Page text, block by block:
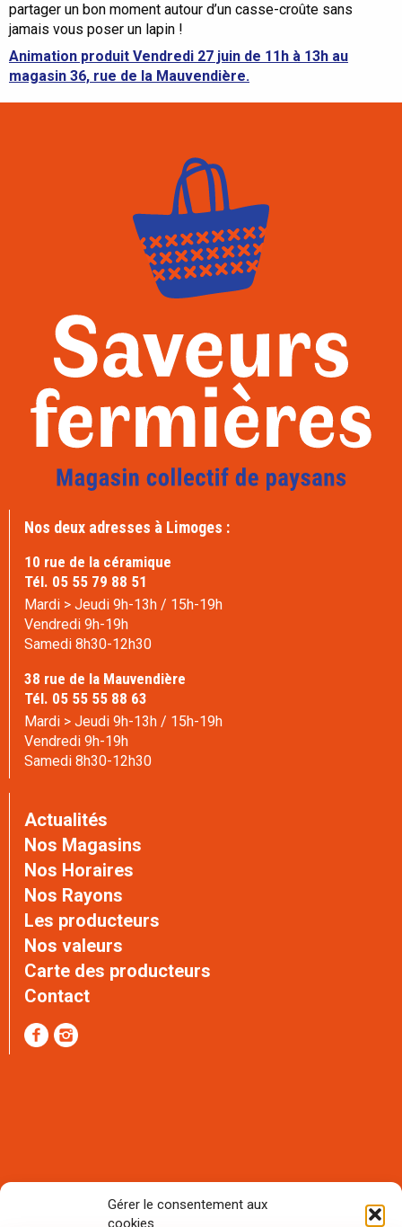
Gérer le consentement aux
cookies
partager un bon moment autour d’un casse-croûte sans
jamais vous poser un lapin !
Animation produit Vendredi 27 juin de 11h à 13h au
magasin 36, rue de la Mauvendière.
Nos deux adresses à Limoges :
10 rue de la céramique
Tél. 05 55 79 88 51
Mardi > Jeudi 9h-13h / 15h-19h
Vendredi 9h-19h
Samedi 8h30-12h30
38 rue de la Mauvendière
Tél. 05 55 55 88 63
Mardi > Jeudi 9h-13h / 15h-19h
Vendredi 9h-19h
Samedi 8h30-12h30
Actualités
Nos Magasins
Nos Horaires
Nos Rayons
Les producteurs
Nos valeurs
Carte des producteurs
Contact